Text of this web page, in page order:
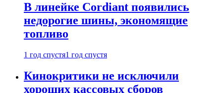
В линейке Cordiant появились
недорогие шины, экономящие
топливо
1 год спустя1 год спустя
Кинокритики не исключили
хороших кассовых сборов